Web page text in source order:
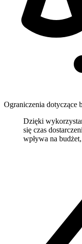
Ograniczenia dotyczące
Dzięki
się czas
wpływa na